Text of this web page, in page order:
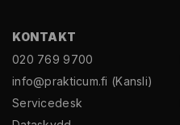
KONTAKT
020 769 9700
info@prakticum.fi (Kansli)
Servicedesk